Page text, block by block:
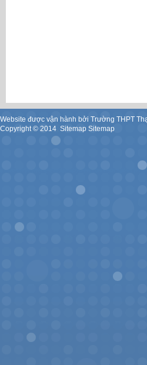
Website được vận hành bởi Trường THPT
Copyright © 2014. Sitemap Sitemap